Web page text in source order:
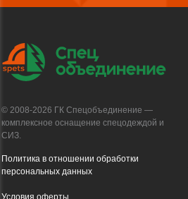
© 2008-2026 ГК Спецобъединение —
комплексное оснащение спецодеждой и
СИЗ.
Политика в отношении обработки
персональных данных
Условия оферты